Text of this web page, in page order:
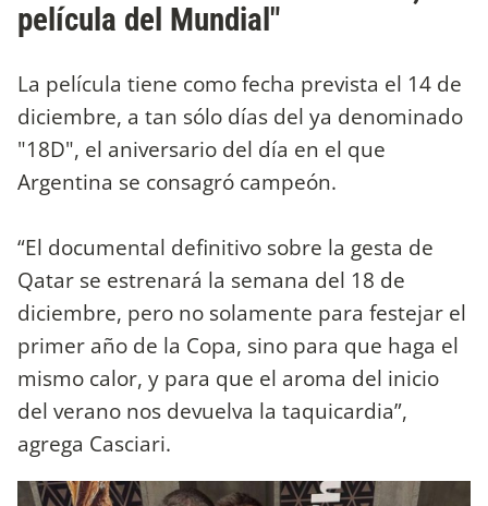
película del Mundial"
La película tiene como fecha prevista el 14 de
diciembre, a tan sólo días del ya denominado
"18D", el aniversario del día en el que
Argentina se consagró campeón.
“El documental definitivo sobre la gesta de
Qatar se estrenará la semana del 18 de
diciembre, pero no solamente para festejar el
primer año de la Copa, sino para que haga el
mismo calor, y para que el aroma del inicio
del verano nos devuelva la taquicardia”,
agrega Casciari.